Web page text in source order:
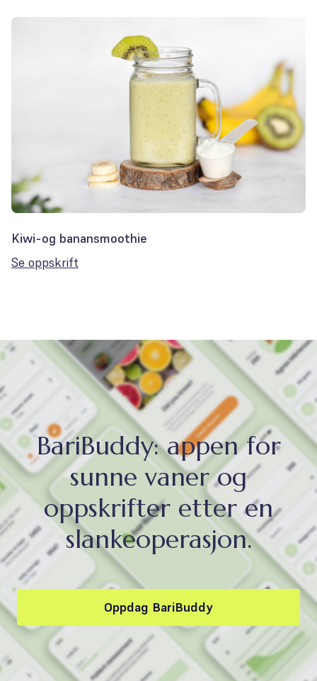
Kiwi-og banansmoothie
Se oppskrift
BariBuddy: appen for
sunne vaner og
oppskrifter etter en
slankeoperasjon.
Oppdag BariBuddy